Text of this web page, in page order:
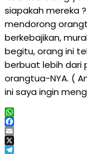
siapakah mereka
mendorong
berkebajikan,
begitu, orang ini
berbuat lebih dari
orangtua-NYA. (
ini saya ingin
WhatsApp
Facebook
Email
X